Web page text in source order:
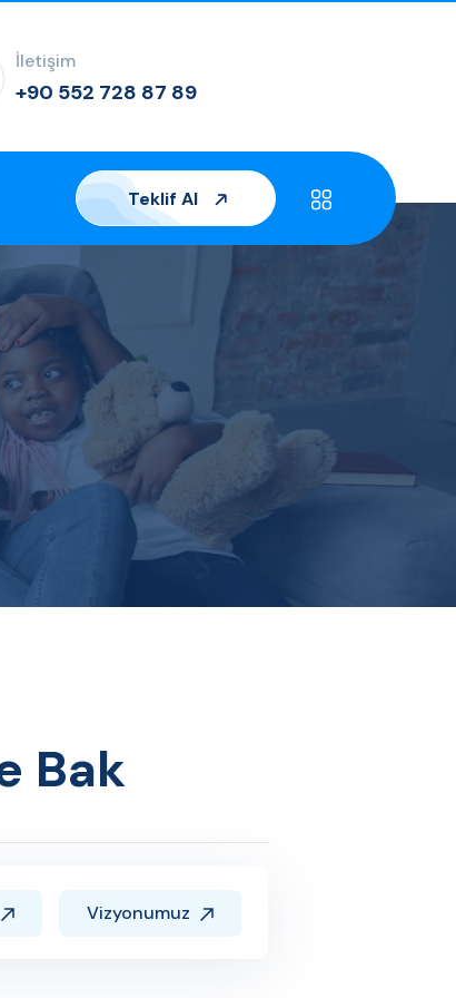
İletişim
+90 552 728 87 89
Teklif Al
Bak
Vizyonumuz